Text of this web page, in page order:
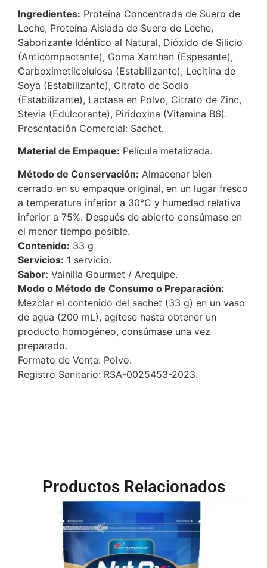
Ingredientes: Proteína Concentrada de Suero de
Leche, Proteína Aislada de Suero de Leche,
Saborizante Idéntico al Natural, Dióxido de Silicio
(Anticompactante), Goma Xanthan (Espesante),
Carboximetilcelulosa (Estabilizante), Lecitina de
Soya (Estabilizante), Citrato de Sodio
(Estabilizante), Lactasa en Polvo, Citrato de Zinc,
Stevia (Edulcorante), Piridoxina (Vitamina B6).
Presentación Comercial: Sachet.
Material de Empaque: Película metalizada.
Método de Conservación: Almacenar bien
cerrado en su empaque original, en un lugar fresco
a temperatura inferior a 30°C y humedad relativa
inferior a 75%. Después de abierto consúmase en
el menor tiempo posible.
Contenido: 33 g
Servicios: 1 servicio.
Sabor: Vainilla Gourmet / Arequipe.
Modo o Método de Consumo o Preparación:
Mezclar el contenido del sachet (33 g) en un vaso
de agua (200 mL), agítese hasta obtener un
producto homogéneo, consúmase una vez
preparado.
Formato de Venta: Polvo.
Registro Sanitario: RSA-0025453-2023.
Productos Relacionados